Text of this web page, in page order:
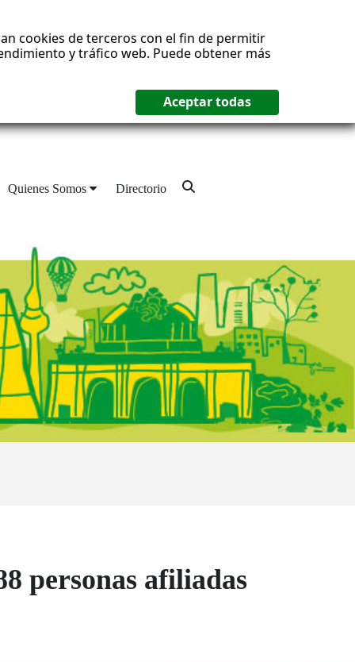
cookies de terceros con el fin de permitir
y tráfico web. Puede obtener más
Quienes Somos Directorio
personas afiliadas